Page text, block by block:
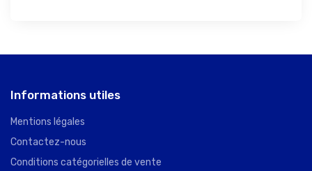
Informations utiles
Mentions légales
Contactez-nous
Conditions catégorielles de vente